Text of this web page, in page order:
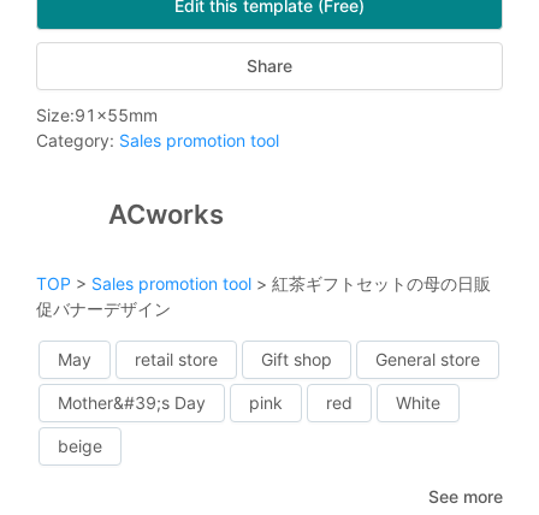
Edit this template (Free)
Share
Size:91 x55mm
Category: Sales promotion tool
ACworks
TOP > Sales promotion tool > 紅茶ギフトセットの母の日販
促バナーデザイン
May retail store Gift shop General store
Mother&#39;s Day pink red White
beige
See more